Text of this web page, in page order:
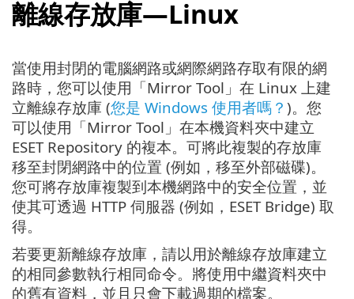
離線存放庫—Linux
當使用封閉的電腦網路或網際網路存取有限的網
路時，您可以使用「Mirror Tool」在 Linux 上建
立離線存放庫 (您是 Windows 使用者嗎？ )。您
可以使用「Mirror Tool」在本機資料夾中建立
ESET Repository 的複本。可將此複製的存放庫
移至封閉網路中的位置 (例如，移至外部磁碟)。
您可將存放庫複製到本機網路中的安全位置，並
使其可透過 HTTP 伺服器 (例如，ESET Bridge) 取
得。
若要更新離線存放庫，請以用於離線存放庫建立
的相同參數執行相同命令。將使用中繼資料夾中
的舊有資料，並且只會下載過期的檔案。